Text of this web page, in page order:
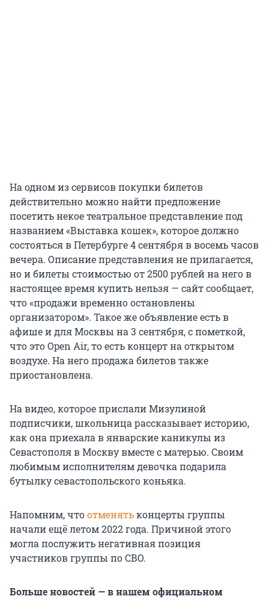
На одном из сервисов покупки билетов
действительно можно найти предложение
посетить некое театральное представление под
названием «Выставка кошек», которое должно
состояться в Петербурге 4 сентября в восемь часов
вечера. Описание представления не прилагается,
но и билеты стоимостью от 2500 рублей на него в
настоящее время купить нельзя — сайт сообщает,
что «продажи временно остановлены
организатором». Такое же объявление есть в
афише и для Москвы на 3 сентября, с пометкой,
что это Open Air, то есть концерт на открытом
воздухе. На него продажа билетов также
приостановлена.
На видео, которое прислали Мизулиной
подписчики, школьница рассказывает историю,
как она приехала в январские каникулы из
Севастополя в Москву вместе с матерью. Своим
любимым исполнителям девочка подарила
бутылку севастопольского коньяка.
Напомним, чтоотменятьконцерты группы
начали ещё летом 2022 года. Причиной этого
могла послужить негативная позиция
участников группы по СВО.
Больше новостей — в нашем официальном